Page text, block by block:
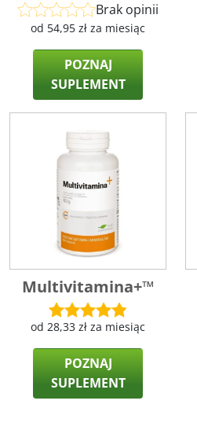
Brak opinii
od 54,95 zł za miesiąc
POZNAJ
SUPLEMENT
Multivitamina+™
od 28,33 zł za miesiąc
POZNAJ
SUPLEMENT